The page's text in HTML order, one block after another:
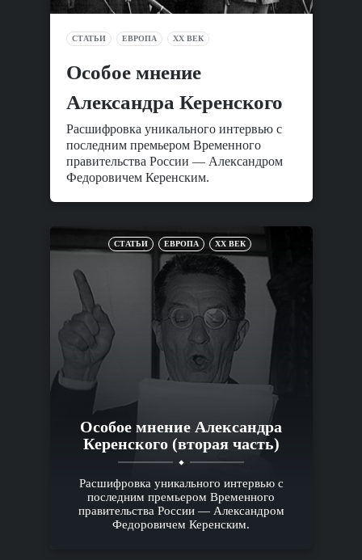
СТАТЬИ ЕВРОПА XX ВЕК
Особое мнение
Александра Керенского
Расшифровка уникального интервью с
последним премьером Временного
правительства России — Александром
Федоровичем Керенским.
СТАТЬИ ЕВРОПА XX ВЕК
Особое мнение Александра
Керенского (вторая часть)
Расшифровка уникального интервью с
последним премьером Временного
правительства России — Александром
Федоровичем Керенским.